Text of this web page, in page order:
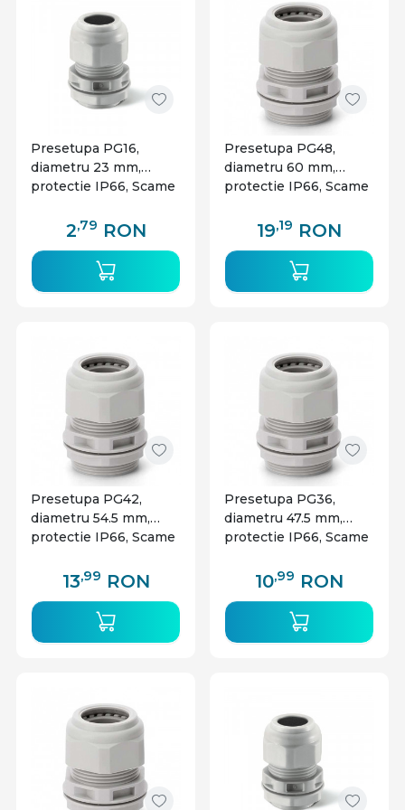
pentru orice proiect.
Presetupa PG16,
diametru 23 mm,
protectie IP66, Scame
2,79 RON
Presetupa PG48,
diametru 60 mm,
protectie IP66, Scame
19,19 RON
Presetupa PG42,
diametru 54.5 mm,
protectie IP66, Scame
13,99 RON
Presetupa PG36,
diametru 47.5 mm,
protectie IP66, Scame
10,99 RON